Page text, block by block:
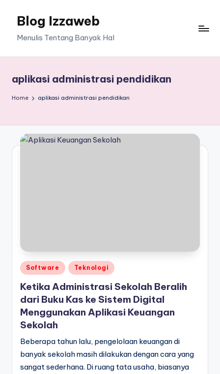
Blog Izzaweb
Menulis Tentang Banyak Hal
aplikasi administrasi pendidikan
Home aplikasi administrasi pendidikan
Posted
in
Software Teknologi
Ketika Administrasi Sekolah Beralih
dari Buku Kas ke Sistem Digital
Menggunakan Aplikasi Keuangan
Sekolah
Beberapa tahun lalu, pengelolaan keuangan di
banyak sekolah masih dilakukan dengan cara yang
sangat sederhana. Di ruang tata usaha, biasanya